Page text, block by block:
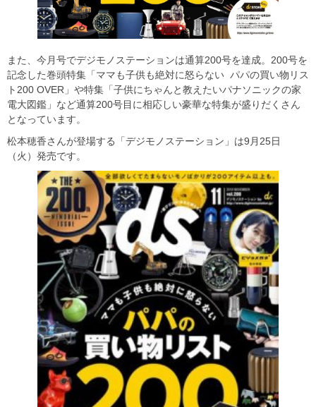
また、今月号でデジモノステーションは通算200号を達成。200号を
記念した巻頭特集「ママも子供も絶対に怒らない パパの買い物リス
ト200 OVER」や特集「子供にちゃんと教えたいパナソニックの家
電大図鑑」など通算200号目に相応しい豪華な特集が盛りだくさん
となっています。
松本穂香さんが登場する「デジモノステーション」は9月25日
（火）発売です。